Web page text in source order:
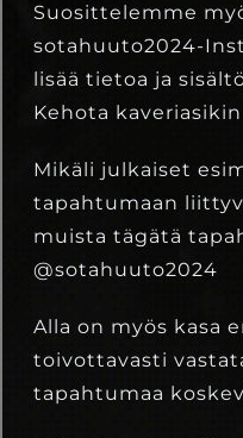
Suosittelemme
sotahuuto2024-
lisää tietoa ja
Kehota
Mikäli julkaiset
tapahtumaan
muista tägätä
@sotahuuto2024
Alla on myös kasa
toivottavasti
tapahtumaa